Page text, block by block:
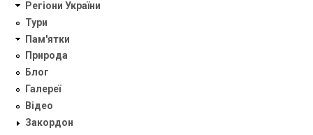
Регіони України
Тури
Пам'ятки
Природа
Блог
Галереї
Відео
Закордон